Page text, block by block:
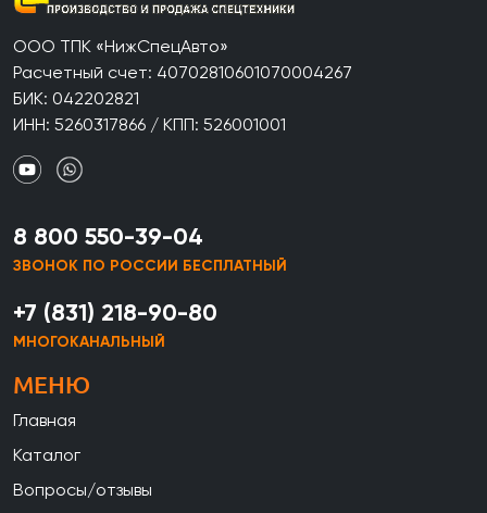
ООО ТПК «НижСпецАвто»
Расчетный счет: 40702810601070004267
БИК: 042202821
ИНН: 5260317866 / КПП: 526001001
8 800 550-39-04
ЗВОНОК ПО РОССИИ БЕСПЛАТНЫЙ
+7 (831) 218-90-80
МНОГОКАНАЛЬНЫЙ
МЕНЮ
Главная
Каталог
Вопросы/отзывы